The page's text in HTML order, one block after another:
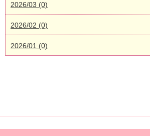
2026/03 (0)
2026/02 (0)
2026/01 (0)